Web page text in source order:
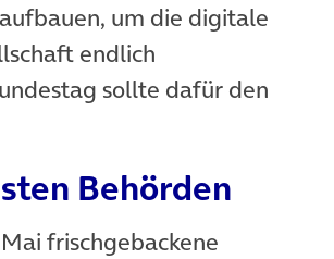
um die digitale
endlich
sollte dafür den
Behörden
Tab)
frischgebackene